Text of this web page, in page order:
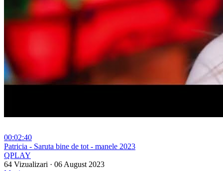
00:02:40
⁣Patricia - Saruta bine de tot - manele 2023
QPLAY
64 Vizualizari · 06 August 2023